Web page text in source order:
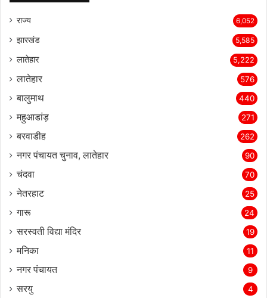
राज्‍य 6,052
झारखंड 5,585
लातेहार 5,222
लातेहार 576
बालुमाथ 440
महुआडांड़ 271
बरवाडीह 262
नगर पंचायत चुनाव, लातेहार 90
चंदवा 70
नेतरहाट 25
गारू 24
सरस्‍वती विद्या मंदिर 19
मनिका 11
नगर पंचायत 9
सरयु 4